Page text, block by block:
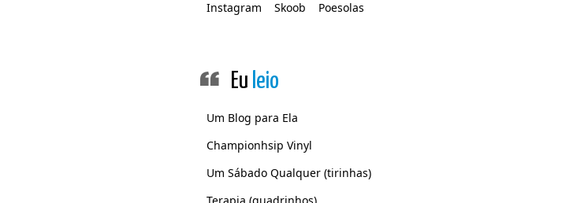
Instagram
Skoob Poesolas
Eu leio
Um Blog para Ela
Championhsip Vinyl
Um Sábado Qualquer (tirinhas)